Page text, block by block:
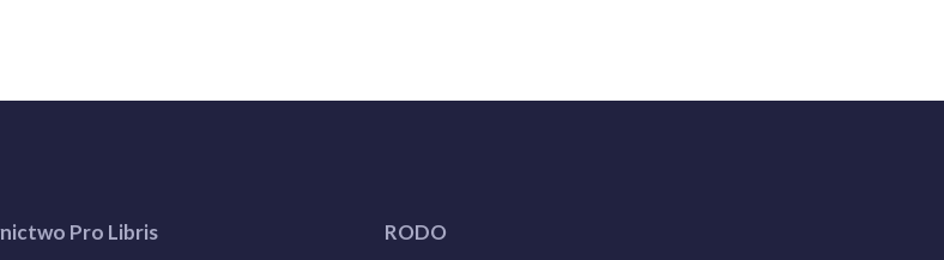
Pro Libris RODO